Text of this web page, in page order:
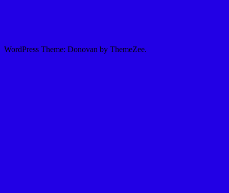
WordPress Theme: Donovan by ThemeZee.